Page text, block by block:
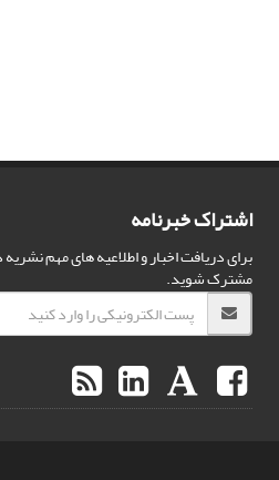
اشتراک خبرنامه
برای دریافت اخبار و اطلاعیه های مهم
مشترک شوید.